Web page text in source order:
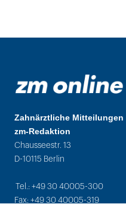
Zahnärztliche Mitteilungen
zm-Redaktion
Chausseestr. 13
D-10115 Berlin
Tel.: +49 30 40005-300
Fax: +49 30 40005-319